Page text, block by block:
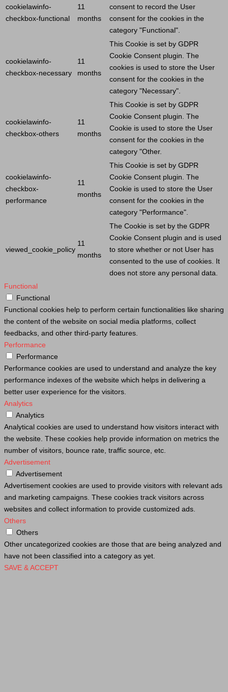
cookielawinfo-
checkbox-functional
11
months
consent to record the User
consent for the cookies in the
category "Functional".
cookielawinfo-
checkbox-necessary
11
months
This Cookie is set by GDPR
Cookie Consent plugin. The
cookies is used to store the User
consent for the cookies in the
category "Necessary".
cookielawinfo-
checkbox-others
11
months
This Cookie is set by GDPR
Cookie Consent plugin. The
Cookie is used to store the User
consent for the cookies in the
category "Other.
cookielawinfo-
checkbox-
performance
11
months
This Cookie is set by GDPR
Cookie Consent plugin. The
Cookie is used to store the User
consent for the cookies in the
category "Performance".
viewed_cookie_policy
11
months
The Cookie is set by the GDPR
Cookie Consent plugin and is used
to store whether or not User has
consented to the use of cookies. It
does not store any personal data.
Functional
Functional
Functional cookies help to perform certain functionalities like sharing
the content of the website on social media platforms, collect
feedbacks, and other third-party features.
Performance
Performance
Performance cookies are used to understand and analyze the key
performance indexes of the website which helps in delivering a
better user experience for the visitors.
Analytics
Analytics
Analytical cookies are used to understand how visitors interact with
the website. These cookies help provide information on metrics the
number of visitors, bounce rate, traffic source, etc.
Advertisement
Advertisement
Advertisement cookies are used to provide visitors with relevant ads
and marketing campaigns. These cookies track visitors across
websites and collect information to provide customized ads.
Others
Others
Other uncategorized cookies are those that are being analyzed and
have not been classified into a category as yet.
SAVE & ACCEPT